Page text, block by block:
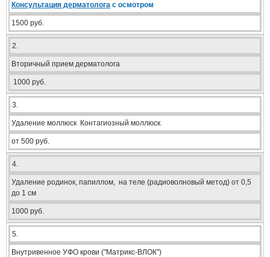
Консультация дерматолога с осмотром
1500 руб.
2.
Вторичный прием дерматолога
1000 руб.
3.
Удаление моллюск Контагиозный моллюск
от 500 руб.
4.
Удаление родинок, папиллом, на теле (радиоволновый метод) от 0,5
до 1 см
1000 руб.
5.
Внутривенное УФО крови ("Матрикс-ВЛОК")